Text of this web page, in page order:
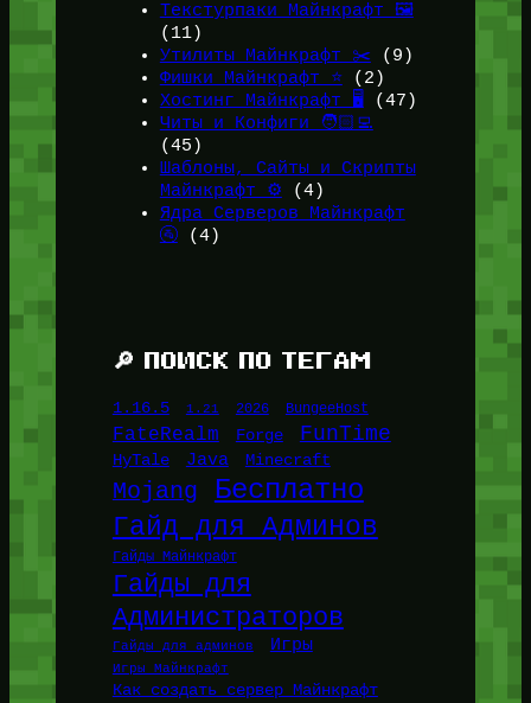
Текстурпаки Майнкрафт 🖼️
(11)
Утилиты Майнкрафт ✂️ (9)
Фишки Майнкрафт ⭐(2)
Хостинг Майнкрафт 🖥️ (47)
Читы и Конфиги 🧑🏻‍💻
(45)
Шаблоны, Сайты и Скрипты
Майнкрафт ⚙️ (4)
Ядра Серверов Майнкрафт
🚰(4)
🔎 ПОИСК ПО ТЕГАМ
1.16.5 1.21 2026 BungeeHost
FateRealm Forge FunTime
HyTale Java Minecraft
Mojang Бесплатно
Гайд для Админов
Гайды Майнкрафт
Гайды для
Администраторов
Гайды для админов Игры
Игры Майнкрафт
Как создать сервер Майнкрафт